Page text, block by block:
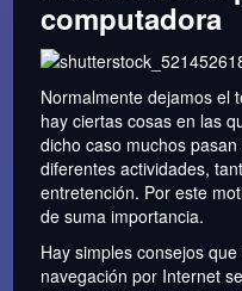
computadora
Normalmente dejamos el
hay ciertas cosas en las
dicho caso muchos
diferentes actividades,
entretención. Por este
de suma importancia.
Hay simples consejos
navegación por Internet